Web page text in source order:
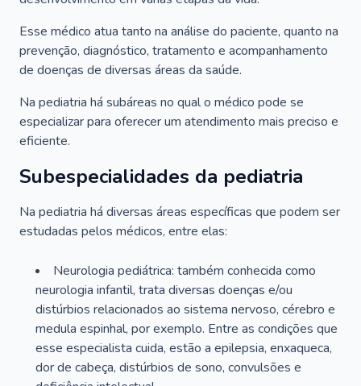
Esse médico atua tanto na análise do paciente, quanto na
prevenção, diagnóstico, tratamento e acompanhamento
de doenças de diversas áreas da saúde.
Na pediatria há subáreas no qual o médico pode se
especializar para oferecer um atendimento mais preciso e
eficiente.
Subespecialidades da pediatria
Na pediatria há diversas áreas específicas que podem ser
estudadas pelos médicos, entre elas:
Neurologia pediátrica: também conhecida como
neurologia infantil, trata diversas doenças e/ou
distúrbios relacionados ao sistema nervoso, cérebro e
medula espinhal, por exemplo. Entre as condições que
esse especialista cuida, estão a epilepsia, enxaqueca,
dor de cabeça, distúrbios de sono, convulsões e